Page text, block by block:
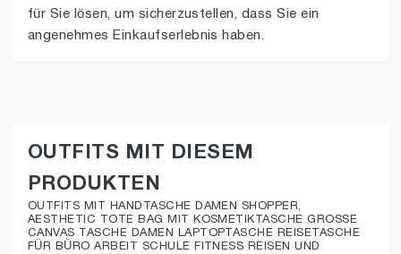
für Sie lösen, um sicherzustellen, dass Sie ein
angenehmes Einkaufserlebnis haben.
OUTFITS MIT DIESEM
PRODUKTEN
OUTFITS MIT HANDTASCHE DAMEN SHOPPER,
AESTHETIC TOTE BAG MIT KOSMETIKTASCHE GROSSE
CANVAS TASCHE DAMEN LAPTOPTASCHE REISETASCHE
FÜR BÜRO ARBEIT SCHULE FITNESS REISEN UND